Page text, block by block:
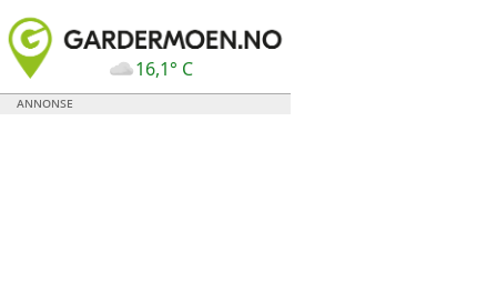
16,1° C